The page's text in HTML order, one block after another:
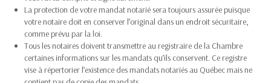
La protection de votre mandat notarié sera toujours assurée puisque
votre notaire doit en conserver l’original dans un endroit sécuritaire,
comme prévu par la loi.
Tous les notaires doivent transmettre au registraire de la Chambre
certaines informations sur les mandats qu’ils conservent. Ce registre
vise à répertorier l’existence des mandats notariés au Québec mais ne